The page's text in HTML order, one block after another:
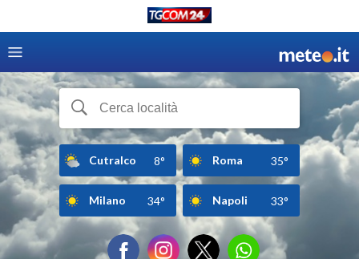
Cutralco 8° Roma 35°
Milano 34° Napoli 33°